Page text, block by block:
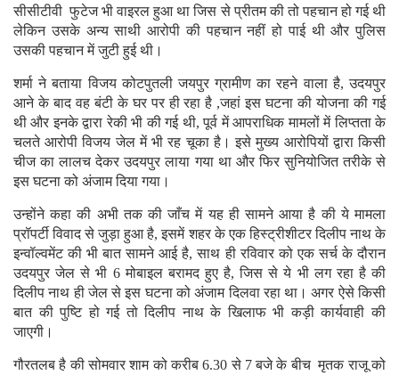
सीसीटीवी फुटेज भी वाइरल हुआ था जिस से प्रीतम की तो पहचान हो गई थी
लेकिन उसके अन्य साथी आरोपी की पहचान नहीं हो पाई थी और पुलिस
उसकी पहचान में जुटी हुई थी।
शर्मा ने बताया विजय कोटपुतली जयपुर ग्रामीण का रहने वाला है, उदयपुर
आने के बाद वह बंटी के घर पर ही रहा है ,जहां इस घटना की योजना की गई
थी और इनके द्वारा रेकी भी की गई थी, पूर्व में आपराधिक मामलों में लिप्तता के
चलते आरोपी विजय जेल में भी रह चूका है। इसे मुख्य आरोपियों द्वारा किसी
चीज का लालच देकर उदयपुर लाया गया था और फिर सुनियोजित तरीके से
इस घटना को अंजाम दिया गया।
उन्होंने कहा की अभी तक की जाँच में यह ही सामने आया है की ये मामला
प्रॉपर्टी विवाद से जुड़ा हुआ है, इसमें शहर के एक हिस्ट्रीशीटर दिलीप नाथ के
इन्वॉल्वमेंट की भी बात सामने आई है, साथ ही रविवार को एक सर्च के दौरान
उदयपुर जेल से भी 6 मोबाइल बरामद हुए है, जिस से ये भी लग रहा है की
दिलीप नाथ ही जेल से इस घटना को अंजाम दिलवा रहा था। अगर ऐसे किसी
बात की पुष्टि हो गई तो दिलीप नाथ के खिलाफ भी कड़ी कार्यवाही की
जाएगी।
गौरतलब है की सोमवार शाम को करीब 6.30 से 7 बजे के बीच मृतक राजू को